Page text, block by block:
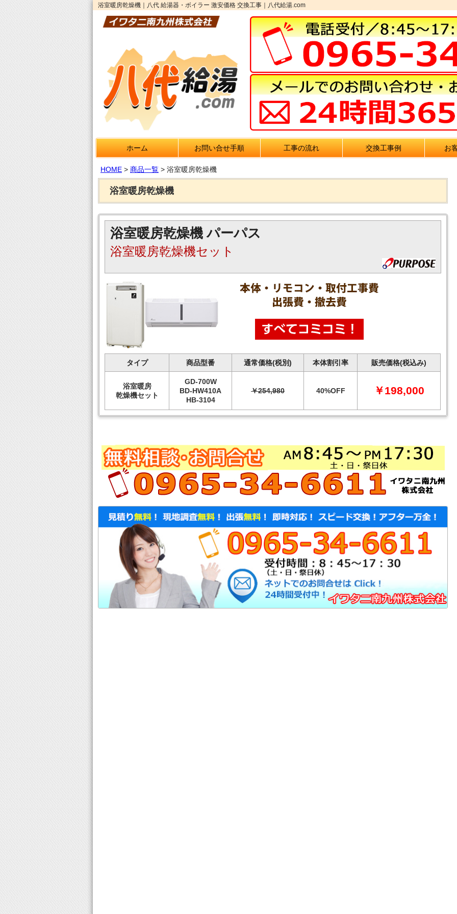
浴室暖房乾燥機｜八代 給湯器・ボイラー 激安価格 交換工事｜八代給湯.com
ホーム お問い合せ手順 工事の流れ 交換工事例 お
HOME > 商品一覧 > 浴室暖房乾燥機
浴室暖房乾燥機
浴室暖房乾燥機 パーパス
浴室暖房乾燥機セット
タイプ 商品型番 通常価格(税別) 本体割引率 販売価格(税込み)
浴室暖房
乾燥機セット
GD-700W
BD-HW410A
HB-3104
￥254,980 40%OFF ￥198,000